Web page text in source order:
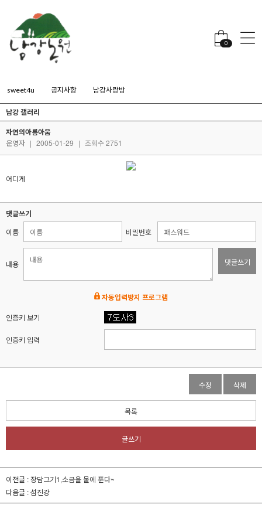
0
sweet4u 공지사항 남강사랑방
남강 갤러리
자연의아름아움
운영자 | 2005-01-29 | 조회수 2751
어디게
댓글쓰기
이름 비밀번호
내용 댓글쓰기
자동입력방지 프로그램
인증키 보기
인증키 입력
수정 삭제
목록
글쓰기
이전글 :장담그기1,소금을 물에 푼다~
다음글 :섬진강